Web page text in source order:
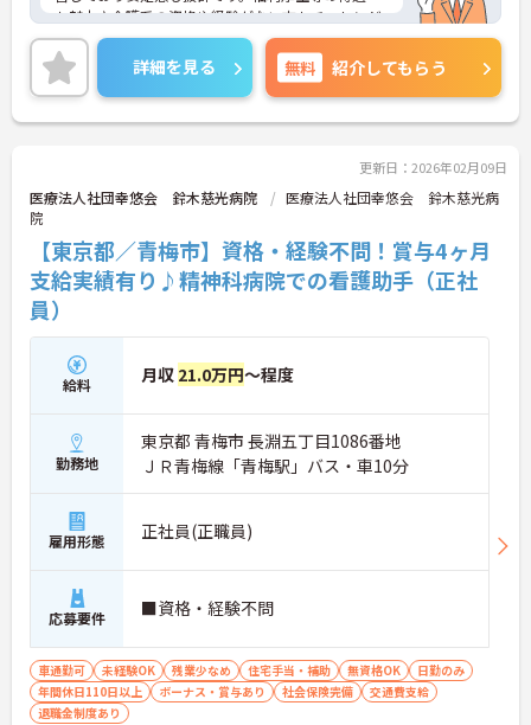
も魅力♪介護系の資格や経験がない方もチャレンジ
OK◎資格取得支援もあり働きながらスキルアップも
目指します。ご興味ある方には、面接対策ポイント
など、さらに詳細をお話しいたしますのでお気軽に
ご相談ください！
詳細を見る 無料 紹介してもらう
更新日：2026年02月09日
医療法人社団幸悠会 鈴木慈光病院
医療法人社団幸悠会 鈴木慈光病
院
【東京都／青梅市】資格・経験不問！賞与4ヶ月
支給実績有り♪精神科病院での看護助手（正社
員）
給料 月収 21.0万円～程度
勤務地
東京都 青梅市 長淵五丁目1086番地
ＪＲ青梅線「青梅駅」バス・車10分
雇用形態 正社員(正職員)
応募要件 ■資格・経験不問
車通勤可 未経験OK 残業少なめ 住宅手当・補助 無資格OK
日勤のみ
年間休日110日以上
ボーナス・賞与あり 社会保険完備
交通費支給
退職金制度あり